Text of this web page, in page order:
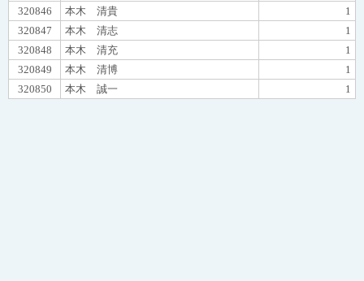
320846 本木 清貴
1
320847
本木 清志
1
320848
本木 清充
1
320849
本木 清博
1
320850
本木 誠一 1